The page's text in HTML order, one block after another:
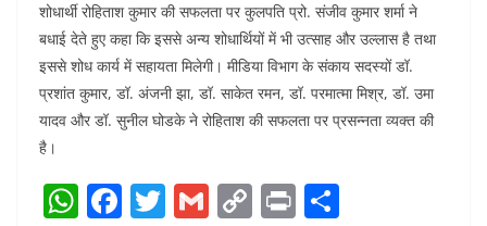
शोधार्थी रोहिताश कुमार की सफलता पर कुलपति प्रो. संजीव कुमार शर्मा ने
बधाई देते हुए कहा कि इससे अन्य शोधार्थियों में भी उत्साह और उल्लास है तथा
इससे शोध कार्य में सहायता मिलेगी। मीडिया विभाग के संकाय सदस्यों डॉ.
प्रशांत कुमार, डॉ. अंजनी झा, डॉ. साकेत रमन, डॉ. परमात्मा मिश्र, डॉ. उमा
यादव और डॉ. सुनील घोडके ने रोहिताश की सफलता पर प्रसन्नता व्यक्त की
है।
W F T G C Pr